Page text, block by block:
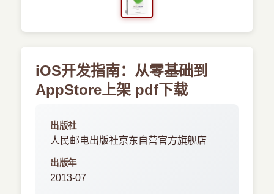
iOS开发指南：从零基础到
AppStore上架 pdf下载
出版社
人民邮电出版社京东自营官方旗舰店
出版年
2013-07